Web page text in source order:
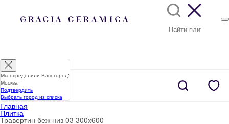
Главная
Плитка
Травертин беж низ 03 300х600
Мы определили Ваш город:
Москва
Подтвердить
Выбрать город из списка